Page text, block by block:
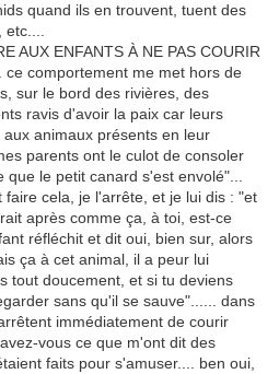
quand ils en trouvent, tuent des
AUX ENFANTS À NE PAS COURIR
ce comportement me met hors de
sur le bord des rivières, des
ravis d'avoir la paix car leurs
animaux présents en leur
parents ont le culot de consoler
le petit canard s'est envolé"...
cela, je l'arrête, et je lui dis : "et
après comme ça, à toi, est-ce
réfléchit et dit oui, bien sur, alors
ça à cet animal, il a peur lui
tout doucement, et si tu deviens
sans qu'il se sauve"...... dans
immédiatement de courir
vous ce que m'ont dit des
faits pour s'amuser.... ben oui,